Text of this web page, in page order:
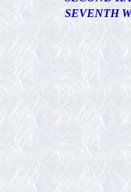
SEVENTH